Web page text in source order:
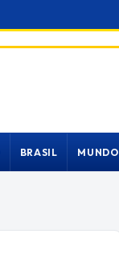
BRASIL MUNDO